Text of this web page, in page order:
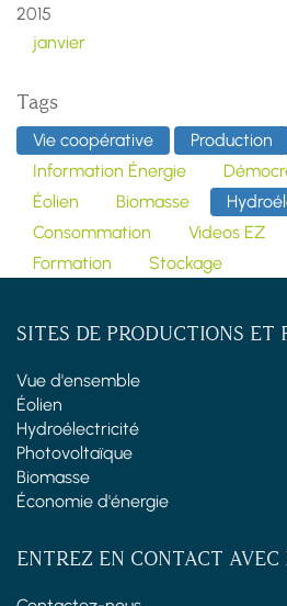
2015
janvier
Tags
Vie coopérative
Production
Information Énergie
Éolien
Biomasse
Consommation
Videos EZ
Formation
Stockage
SITES DE PRODUCTIONS ET
Vue d'ensemble
Éolien
Hydroélectricité
Photovoltaïque
Biomasse
Économie d'énergie
ENTREZ EN CONTACT AVEC